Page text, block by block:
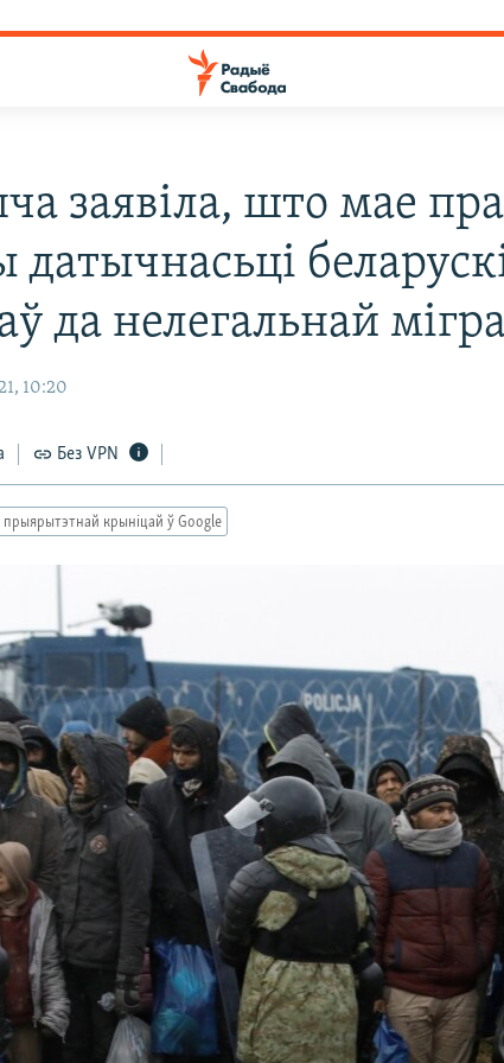
заявіла, што мае
датычнасьці
да нелегальнай
10:20
Без VPN
прыярытэтнай крыніцай ў Google